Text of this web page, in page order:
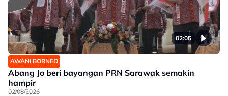
02:05
AWANI BORNEO
Abang Jo beri bayangan PRN Sarawak semakin
hampir
02/08/2026